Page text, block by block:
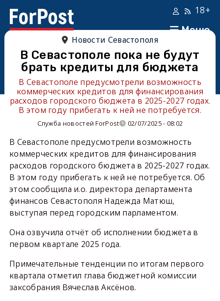
Меню
18+
Новости Севастополя
В Севастополе пока не будут
брать кредиты для бюджета
В Севастополе предусмотрели возможность
коммерческих кредитов для финансирования
расходов городского бюджета в 2025-2027 годах.
В этом году прибегать к ней не потребуется.
Служба новостей ForPost 02/07/2025 - 08:02
В Севастополе предусмотрели возможность
коммерческих кредитов для финансирования
расходов городского бюджета в 2025-2027 годах.
В этом году прибегать к ней не потребуется. Об
этом сообщила и.о. директора департамента
финансов Севастополя Надежда Матюш,
выступая перед городским парламентом.
Она озвучила отчёт об исполнении бюджета в
первом квартале 2025 года.
Примечательные тенденции по итогам первого
квартала отметил глава бюджетной комиссии
заксобрания Вячеслав Аксёнов.